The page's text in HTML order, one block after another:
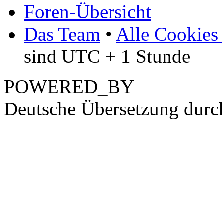
Foren-Übersicht
Das Team • Alle Cookies
sind UTC + 1 Stunde
POWERED_BY
Deutsche Übersetzung